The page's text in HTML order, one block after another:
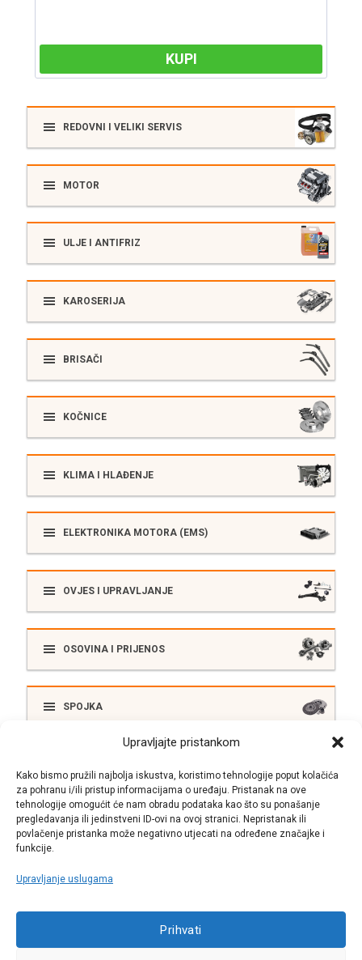
Upravljajte pristankom
Kako bismo pružili najbolja iskustva, koristimo tehnologije poput kolačića
za pohranu i/ili pristup informacijama o uređaju. Pristanak na ove
tehnologije omogućit će nam obradu podataka kao što su ponašanje
pregledavanja ili jedinstveni ID-ovi na ovoj stranici. Nepristanak ili
povlačenje pristanka može negativno utjecati na određene značajke i
funkcije.
Upravljanje uslugama
Prihvati
KUPI
REDOVNI I VELIKI SERVIS
MOTOR
ULJE I ANTIFRIZ
KAROSERIJA
BRISAČI
KOČNICE
KLIMA I HLAĐENJE
ELEKTRONIKA MOTORA (EMS)
OVJES I UPRAVLJANJE
OSOVINA I PRIJENOS
SPOJKA
SUSTAV ISPUŠNIH PLINOVA
Call centar
+38513030300